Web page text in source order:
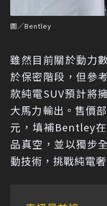
圖／Bentley
雖然目前關於動力
於保密階段，但參
款純電SUV預計將
大馬力輸出。售價
元，填補Bentley
品真空，並以獨步
動技術，挑戰純電